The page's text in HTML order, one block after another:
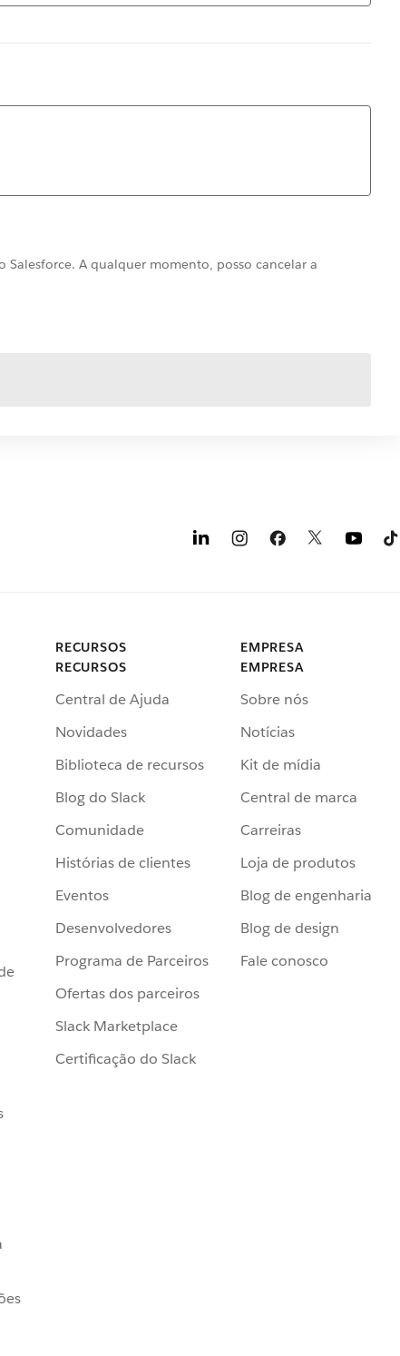
Salesforce. A qualquer momento, posso cancelar a
RECURSOS
RECURSOS
Central de Ajuda
Novidades
Biblioteca de recursos
Blog do Slack
Comunidade
Histórias de clientes
Eventos
Desenvolvedores
Programa de Parceiros
Ofertas dos parceiros
Slack Marketplace
Certificação do Slack
EMPRESA
EMPRESA
Sobre nós
Notícias
Kit de mídia
Central de marca
Carreiras
Loja de produtos
Blog de engenharia
Blog de design
Fale conosco